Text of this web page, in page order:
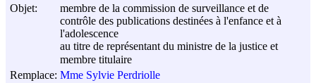
Objet:
membre de la commission de surveillance et de
contrôle des publications destinées à l'enfance et à
l'adolescence
au titre de représentant du ministre de la justice et
membre titulaire
Remplace: Mme Sylvie Perdriolle